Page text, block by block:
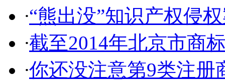
·“熊出没”知识产权侵
·截至2014年北京市商
·你还没注意第9类注册